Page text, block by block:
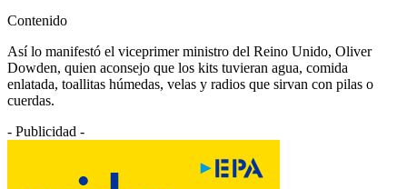
Contenido
Así lo manifestó el viceprimer ministro del Reino Unido, Oliver
Dowden, quien aconsejo que los kits tuvieran agua, comida
enlatada, toallitas húmedas, velas y radios que sirvan con pilas o
cuerdas.
- Publicidad -